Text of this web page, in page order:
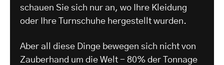
schauen Sie sich nur an, wo Ihre Kleidung
oder Ihre Turnschuhe hergestellt wurden.
Aber all diese Dinge bewegen sich nicht von
Zauberhand um die Welt - 80% der Tonnage